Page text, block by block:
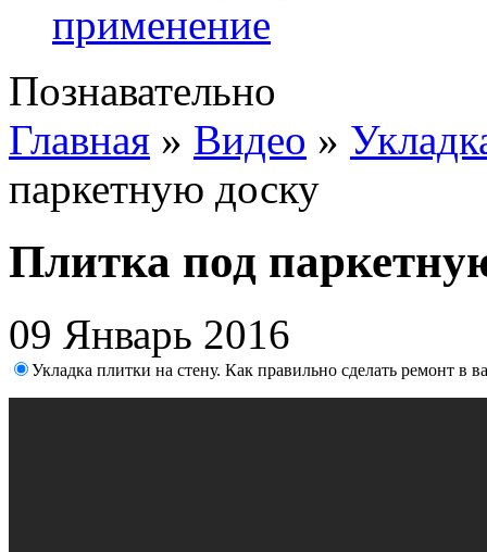
применение
Познавательно
Главная » Видео »
паркетную доску
Плитка под
09 Январь 2016
Укладка плитки на стену. Как правильно сделать ремонт в